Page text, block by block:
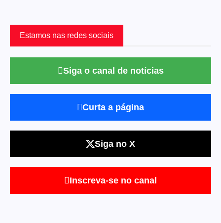
Estamos nas redes sociais
Siga o canal de notícias
Curta a página
Siga no X
Inscreva-se no canal